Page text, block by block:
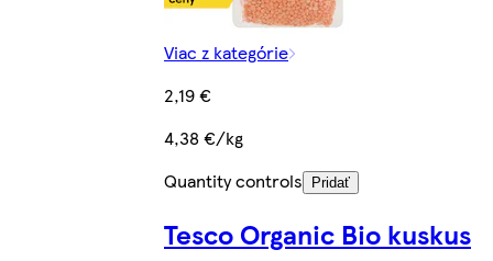
Viac z kategórie
2,19 €
4,38 €/kg
Quantity controls
Pridať
Tesco Organic Bio kuskus